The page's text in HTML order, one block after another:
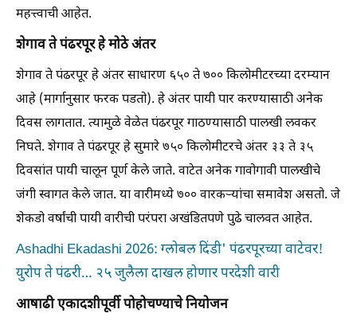
महत्त्वाची आहेत.
शेगाव ते पंढरपूर हे मोठे अंतर
शेगाव ते पंढरपूर हे अंतर साधारण ६५० ते ७०० किलोमीटरच्या दरम्यान
आहे (मार्गानुसार फरक पडतो). हे अंतर पायी पार करण्यासाठी अनेक
दिवस लागतात. त्यामुळे वेळेत पंढरपूर गाठण्यासाठी पालखी लवकर
निघते. शेगाव ते पंढरपूर हे सुमारे ७५० किलोमीटरचे अंतर ३३ ते ३५
दिवसांत पायी चालून पूर्ण केले जाते. वाटेत अनेक गावोगावी पालखीचे
जंगी स्वागत केले जात. या वारीमध्ये ७०० वारकऱ्यांचा समावेश असतो. जे
शेकडो वर्षांची पायी वारीची परंपरा अखंडितपणे पुढे चालवत आहेत.
Ashadhi Ekadashi 2026: ग्लोबल दिंडी' पंढरपूरच्या वाटेवर!
युरोप ते पंढरी… २५ जुलैला दाखल होणार परदेशी वारी
आषाढी एकादशीपूर्वी पोहोचण्याचे नियोजन